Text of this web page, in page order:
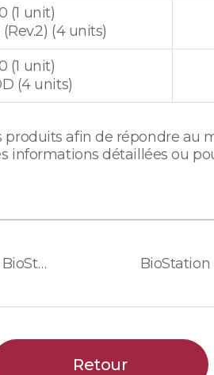
(1 unit)
(4 units)
(1 unit)
(4 units)
afin de répondre au
détaillées ou
La fin des mises à jour et du support de BioStar 2 au format 32 bits (x86)
Retour